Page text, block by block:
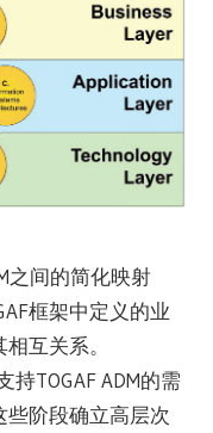
之间的简化映射
框架中定义的业
互关系。
TOGAF ADM的需
阶段确立高层次